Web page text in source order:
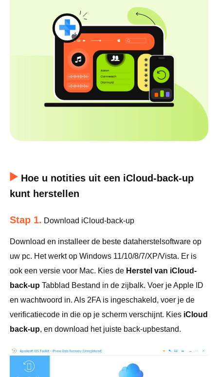
Hoe u notities uit een iCloud-back-up
kunt herstellen
Stap 1. Download iCloud-back-up
Download en installeer de beste dataherstelsoftware op
uw pc. Het werkt op Windows 11/10/8/7/XP/Vista. Er is
ook een versie voor Mac. Kies de Herstel van iCloud-
back-up Tabblad Bestand in de zijbalk. Voer je Apple ID
en wachtwoord in. Als 2FA is ingeschakeld, voer je de
verificatiecode in die op je scherm verschijnt. Kies iCloud
back-up, en download het juiste back-upbestand.